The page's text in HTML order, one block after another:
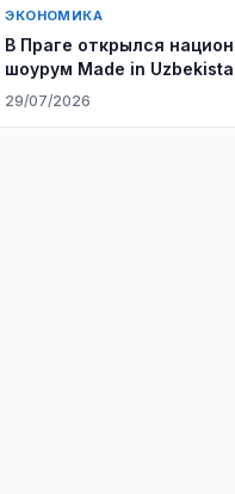
ЭКОНОМИКА
В Праге открылся
шоурум Made in
29/07/2026